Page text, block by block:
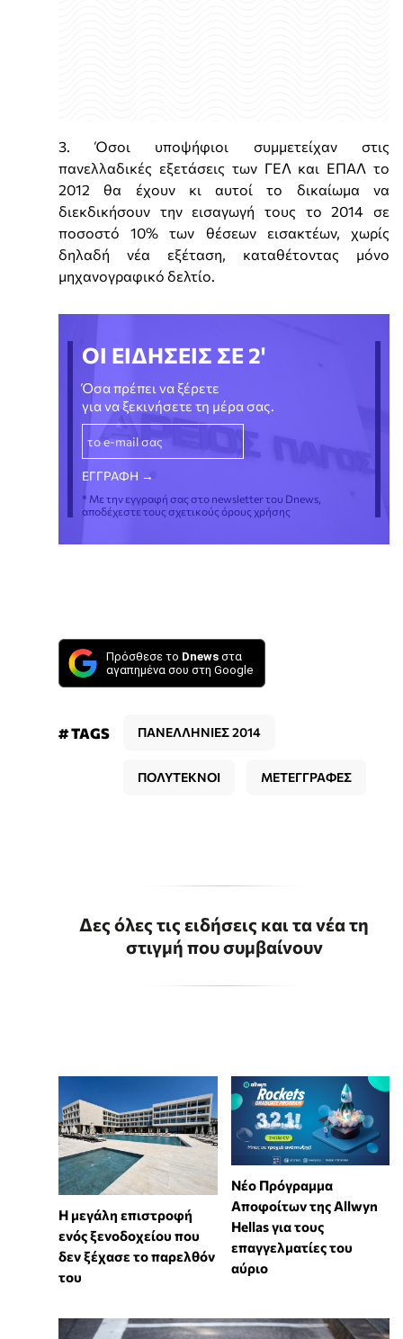
3. Όσοι υποψήφιοι συμμετείχαν στις
πανελλαδικές εξετάσεις των ΓΕΛ και ΕΠΑΛ το
2012 θα έχουν κι αυτοί το δικαίωμα να
διεκδικήσουν την εισαγωγή τους το 2014 σε
ποσοστό 10% των θέσεων εισακτέων, χωρίς
δηλαδή νέα εξέταση, καταθέτοντας μόνο
μηχανογραφικό δελτίο.
ΟΙ ΕΙΔΗΣΕΙΣ ΣΕ 2'
Όσα πρέπει να ξέρετε
για να ξεκινήσετε τη μέρα σας.
* Με την εγγραφή σας στο newsletter του Dnews,
αποδέχεστε τους σχετικούς όρους χρήσης
Πρόσθεσε το Dnews στα
αγαπημένα σου στη Google
# TAGS ΠΑΝΕΛΛΗΝΙΕΣ 2014
ΠΟΛΥΤΕΚΝΟΙ ΜΕΤΕΓΓΡΑΦΕΣ
Δες όλες τις ειδήσεις και τα νέα τη
στιγμή που συμβαίνουν
Η μεγάλη επιστροφή
ενός ξενοδοχείου που
δεν ξέχασε το παρελθόν
του
Νέο Πρόγραμμα
Αποφοίτων της Allwyn
Hellas για τους
επαγγελματίες του
αύριο